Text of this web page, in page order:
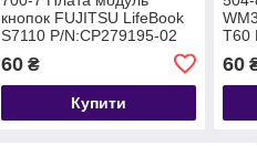
кнопок FUJITSU LifeBook
S7110 P/N:CP279195-02
60₴
Купити
T60
60